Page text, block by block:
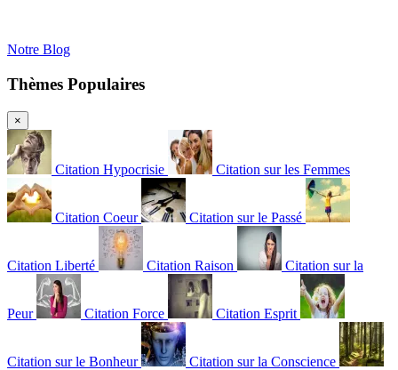
Notre Blog
Thèmes Populaires
×
Citation Hypocrisie Citation sur les Femmes
Citation Coeur Citation sur le Passé
Citation Liberté Citation Raison Citation sur la
Peur Citation Force Citation Esprit
Citation sur le Bonheur Citation sur la Conscience